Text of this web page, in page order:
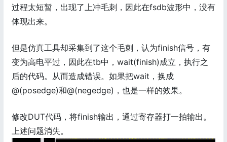
过程太短暂，出现了上冲毛刺，因此在fsdb波形中，没有
体现出来。
但是仿真工具却采集到了这个毛刺，认为finish信号，有
变为高电平过，因此在tb中，wait(finish)成立，执行之
后的代码。从而造成错误。如果把wait，换成
@(posedge)和@(negedge)，也是一样的效果。
修改DUT代码，将finish输出，通过寄存器打一拍输出。
上述问题消失。